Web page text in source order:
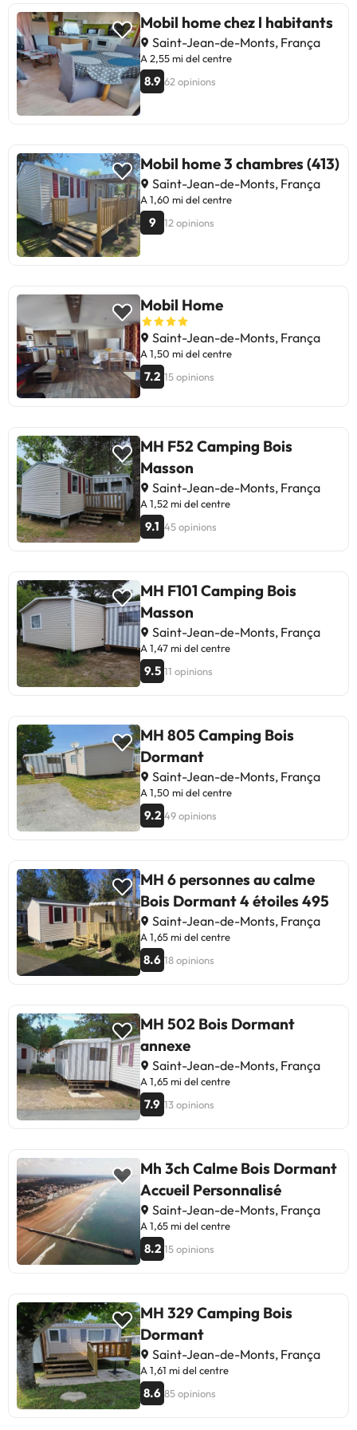
antelació de la vostra hora
d'arribada prevista. Per fer-ho,
podeu fer servir l'apartat de
peticions especials en fer la
reserva o posar-vos en contacte
Gestionat per un particular
Mobil home chez l habitants
Saint-Jean-de-Monts, França
A 2,55 mi del centre
8.9 62 opinions
Mobil home 3 chambres (413)
Saint-Jean-de-Monts, França
A 1,60 mi del centre
9 12 opinions
Mobil Home
Saint-Jean-de-Monts, França
A 1,50 mi del centre
7.2 15 opinions
MH F52 Camping Bois
Masson
Saint-Jean-de-Monts, França
A 1,52 mi del centre
9.1 45 opinions
MH F101 Camping Bois
Masson
Saint-Jean-de-Monts, França
A 1,47 mi del centre
9.5 11 opinions
MH 805 Camping Bois
Dormant
Saint-Jean-de-Monts, França
A 1,50 mi del centre
9.2 49 opinions
MH 6 personnes au calme
Bois Dormant 4 étoiles 495
Saint-Jean-de-Monts, França
A 1,65 mi del centre
8.6 18 opinions
MH 502 Bois Dormant
annexe
Saint-Jean-de-Monts, França
A 1,65 mi del centre
7.9 13 opinions
Mh 3ch Calme Bois Dormant
Accueil Personnalisé
Saint-Jean-de-Monts, França
A 1,65 mi del centre
8.2 15 opinions
MH 329 Camping Bois
Dormant
Saint-Jean-de-Monts, França
A 1,61 mi del centre
8.6 85 opinions